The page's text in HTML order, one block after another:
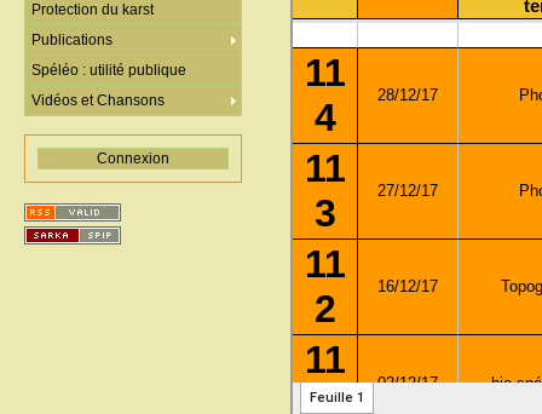
Protection du karst
Publications
Spéléo : utilité publique
Vidéos et Chansons
Connexion